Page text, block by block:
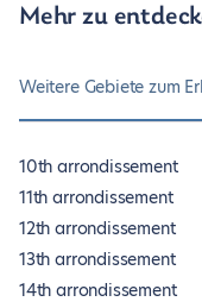
Mehr zu
Weitere Gebiete zum
10th arrondissement
11th arrondissement
12th arrondissement
13th arrondissement
14th arrondissement